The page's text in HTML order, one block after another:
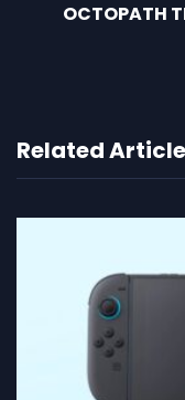
OCTOPATH
Related